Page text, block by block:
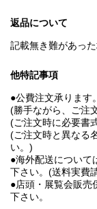
返品について
記載無き難があっ
他特記事項
●公費注文承ります。
(勝手ながら、ご注
(ご注文時に必要書
(ご注文時と異なる
い。)
●海外配送について
下さい。(送料実費
●店頭・展覧会販売
下さい。